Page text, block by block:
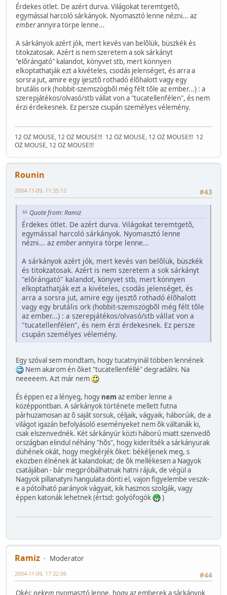
Érdekes ötlet. De azért durva. Világokat teremtgetõ,
egymással harcoló sárkányok. Nyomasztó lenne nézni... az
emberannyira törpe lenne...
A sárkányok azért jók, mert kevés van belõlük, büszkék és
titokzatosak. Azért is nem szeretem a sok sárkányt
"elõrángató" kalandot, könyvet stb, mert könnyen
elkoptathatják ezt a kivételes, csodás jelenséget, és arra a
sorsra jut, amire egy ijesztõ rothadó élõhalott vagy egy
brutális ork (hobbit-szemszögbõl még félt tõle az ember...) : a
szerepjátékos/olvasó/stb vállat von a "tucatellenfélen", és nem
érzi érdekesnek. Ez persze csupán személyes vélemény.
12 OZ MOUSE, 12 OZ MOUSE!!! 12 OZ MOUSE, 12 OZ MOUSE!!! 12
OZ MOUSE, 12 OZ MOUSE!!!
Rounin
#43
2004-11-09, 11:35:12
Quote from: Ramiz
Érdekes ötlet. De azért durva. Világokat teremtgetõ,
egymással harcoló sárkányok. Nyomasztó lenne
nézni... az emberannyira törpe lenne...
A sárkányok azért jók, mert kevés van belõlük, büszkék
és titokzatosak. Azért is nem szeretem a sok sárkányt
"elõrángató" kalandot, könyvet stb, mert könnyen
elkoptathatják ezt a kivételes, csodás jelenséget, és
arra a sorsra jut, amire egy ijesztõ rothadó élõhalott
vagy egy brutális ork (hobbit-szemszögbõl még félt tõle
az ember...) : a szerepjátékos/olvasó/stb vállat von a
"tucatellenfélen", és nem érzi érdekesnek. Ez persze
csupán személyes vélemény.
Egy szóval sem mondtam, hogy tucatnyinál többen lennének
Nem akarom én õket "tucatellenféllé" degradálni. Na
neeeeem. Azt már nem
És éppen ez a lényeg, hogy nem az ember lenne a
középpontban. A sárkányok története mellett futna
párhuzamosan az õ saját sorsuk, céljaik, vágyaik, háborúik, de a
világot igazán befolyásoló eseményeket nem õk váltanák ki,
csak elszenvednék. Két sárkányúr közti háború miatt szenvedõ
országban elindul néhány "hõs", hogy kiderítsék a sárkányurak
dühének okát, hogy megkérjék õket: békéljenek meg, s
eközben élnének át kalandokat; de õk mellékesen a Nagyok
csatájában - bár megpróbálhatnak hatni rájuk, de végül a
Nagyok pillanatyni hangulata dönti el, vajon figyelembe veszik-
e a pótolható parányok vágyait, kik hasznos szolgák, vagy
éppen katonák lehetnek (értsd: golyófogók
)
Ramiz
Moderator
#44
2004-11-09, 17:32:06
Okéj: nekem nyomasztó lenne, hogy az emberek a sárkányok